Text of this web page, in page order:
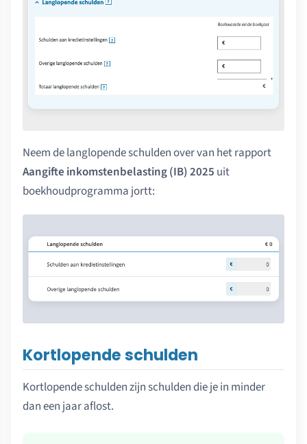
Neem de langlopende schulden over van het rapport
Aangifte inkomstenbelasting (IB) 2025 uit
boekhoudprogramma jortt:
Kortlopende schulden
Kortlopende schulden zijn schulden die je in minder
dan een jaar aflost.